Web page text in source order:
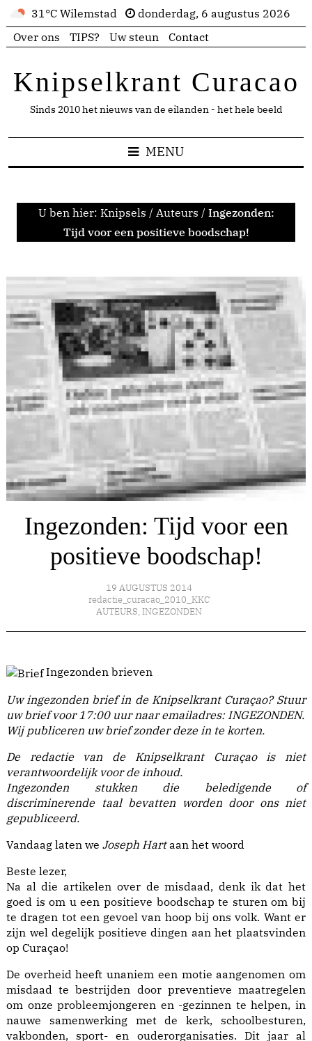
31°C Wilemstad
donderdag, 6 augustus 2026
Over ons
TIPS? Uw steun Contact
Knipselkrant Curacao
Sinds 2010 het nieuws van de eilanden - het hele beeld
MENU
U ben hier: Knipsels / Auteurs / Ingezonden:
Tijd voor een positieve boodschap!
Ingezonden: Tijd voor een
positieve boodschap!
19 AUGUSTUS 2014
redactie_curacao_2010_KKC
AUTEURS, INGEZONDEN
Ingezonden brieven
Uw ingezonden brief in de Knipselkrant Curaçao? Stuur
uw brief voor 17:00 uur naar emailadres: INGEZONDEN.
Wij publiceren uw brief zonder deze in te korten.
De redactie van de Knipselkrant Curaçao is niet
verantwoordelijk voor de inhoud.
Ingezonden stukken die beledigende of
discriminerende taal bevatten worden door ons niet
gepubliceerd.
Vandaag laten we Joseph Hartaan het woord
Beste lezer,
Na al die artikelen over de misdaad, denk ik dat het
goed is om u een positieve boodschap te sturen om bij
te dragen tot een gevoel van hoop bij ons volk. Want er
zijn wel degelijk positieve dingen aan het plaatsvinden
op Curaçao!
De overheid heeft unaniem een motie aangenomen om
misdaad te bestrijden door preventieve maatregelen
om onze probleemjongeren en -gezinnen te helpen, in
nauwe samenwerking met de kerk, schoolbesturen,
vakbonden, sport- en ouderorganisaties. Dit jaar al